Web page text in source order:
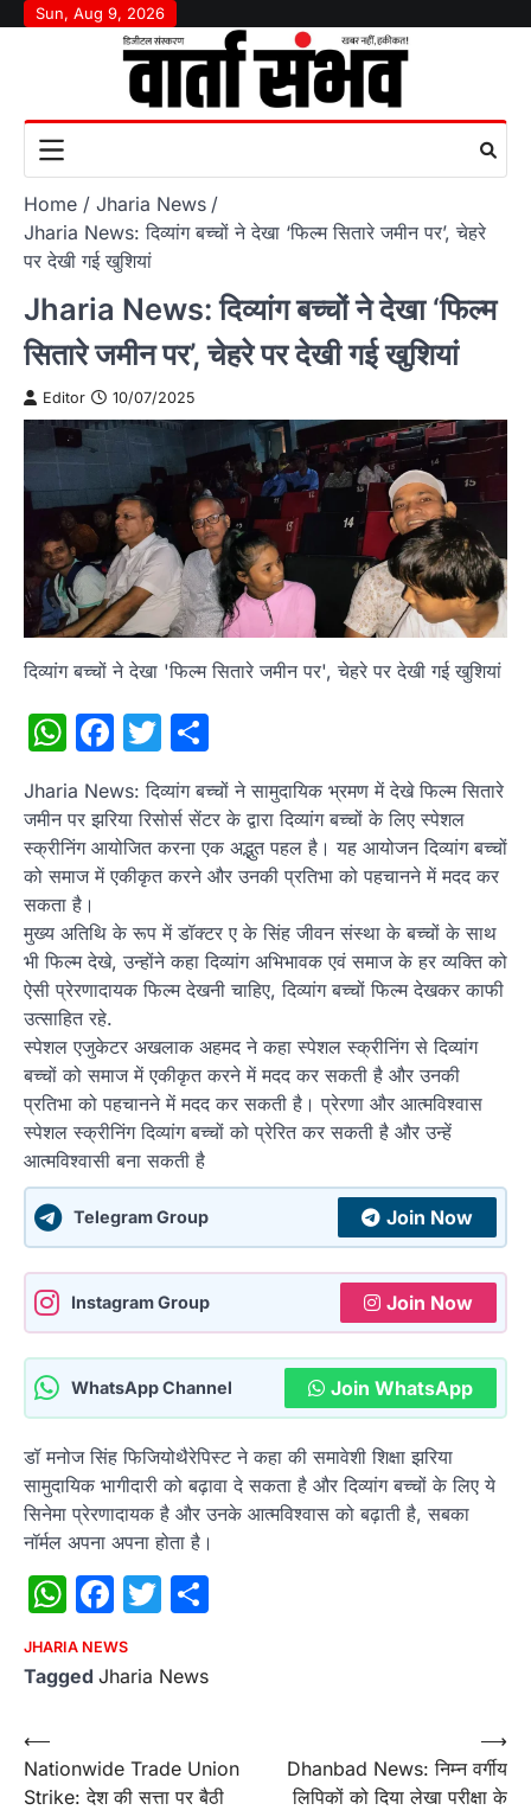
SkipSun, Aug 9, 2026
Home
Jharia News
Jharia News: दिव्यांग बच्चों ने देखा ‘फिल्म सितारे जमीन पर’, चेहरे
पर देखी गई खुशियां
Jharia News: दिव्यांग बच्चों ने देखा ‘फिल्म
सितारे जमीन पर’, चेहरे पर देखी गई खुशियां
Editor 10/07/2025
दिव्यांग बच्चों ने देखा 'फिल्म सितारे जमीन पर', चेहरे पर देखी गई खुशियां
WhatsApp
Facebook
Twitter
Jharia News: दिव्यांग बच्चों ने सामुदायिक भ्रमण में देखे फिल्म सितारे
जमीन पर झरिया रिसोर्स सेंटर के द्वारा दिव्यांग बच्चों के लिए स्पेशल
स्क्रीनिंग आयोजित करना एक अद्भुत पहल है। यह आयोजन दिव्यांग बच्चों
को समाज में एकीकृत करने और उनकी प्रतिभा को पहचानने में मदद कर
सकता है।
मुख्य अतिथि के रूप में डॉक्टर ए के सिंह जीवन संस्था के बच्चों के साथ
भी फिल्म देखे, उन्होंने कहा दिव्यांग अभिभावक एवं समाज के हर व्यक्ति को
ऐसी प्रेरणादायक फिल्म देखनी चाहिए, दिव्यांग बच्चों फिल्म देखकर काफी
उत्साहित रहे.
स्पेशल एजुकेटर अखलाक अहमद ने कहा स्पेशल स्क्रीनिंग से दिव्यांग
बच्चों को समाज में एकीकृत करने में मदद कर सकती है और उनकी
प्रतिभा को पहचानने में मदद कर सकती है। प्रेरणा और आत्मविश्वास
स्पेशल स्क्रीनिंग दिव्यांग बच्चों को प्रेरित कर सकती है और उन्हें
आत्मविश्वासी बना सकती है
Telegram Group Join Now
Instagram Group Join Now
WhatsApp Channel Join WhatsApp
डॉ मनोज सिंह फिजियोथैरेपिस्ट ने कहा की समावेशी शिक्षा झरिया
सामुदायिक भागीदारी को बढ़ावा दे सकता है और दिव्यांग बच्चों के लिए ये
सिनेमा प्रेरणादायक है और उनके आत्मविश्वास को बढ़ाती है, सबका
नॉर्मल अपना अपना होता है।
WhatsApp
Facebook
Twitter
JHARIA NEWS
Tagged Jharia News
Post
navigation
⟵
Nationwide Trade Union
Strike: देश की सत्ता पर बैठी
Dhanbad News: निम्न वर्गीय
लिपिकों को दिया लेखा परीक्षा के
⟶